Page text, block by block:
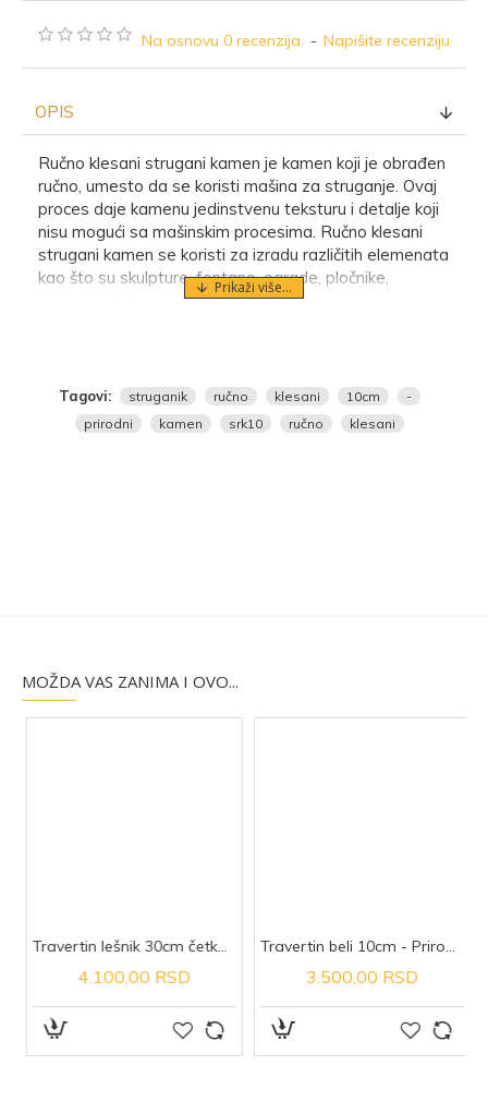
Na osnovu 0 recenzija. - Napišite recenziju
OPIS
Ručno klesani strugani kamen je kamen koji je obrađen
ručno, umesto da se koristi mašina za struganje. Ovaj
proces daje kamenu jedinstvenu teksturu i detalje koji
nisu mogući sa mašinskim procesima. Ručno klesani
strugani kamen se koristi za izradu različitih elemenata
kao što su skulpture, fontane, ograde, pločnike,
Tagovi: struganik ručno klesani 10cm
-
prirodni
kamen srk10 ručno klesani
MOŽDA VAS ZANIMA I OVO...
Travertin lešnik 30cm četkan - Prirodni kamen
4.100,00 RSD
Travertin beli 10cm - Prirodni kamen
3.500,00 RSD